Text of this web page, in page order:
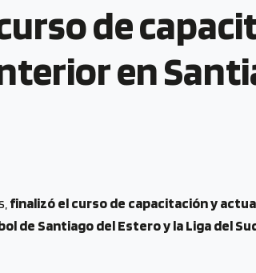
de
en
finalizó el curso de capacitación y
de Santiago del Estero y la Liga del